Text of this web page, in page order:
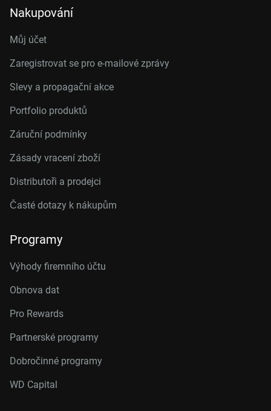
Nakupování
Můj účet
Zaregistrovat se pro e-mailové zprávy
Slevy a propagační akce
Portfolio produktů
Záruční podmínky
Zásady vracení zboží
Distributoři a prodejci
Časté dotazy k nákupům
Programy
Výhody firemního účtu
Obnova dat
Pro Rewards
Partnerské programy
Dobročinné programy
WD Capital